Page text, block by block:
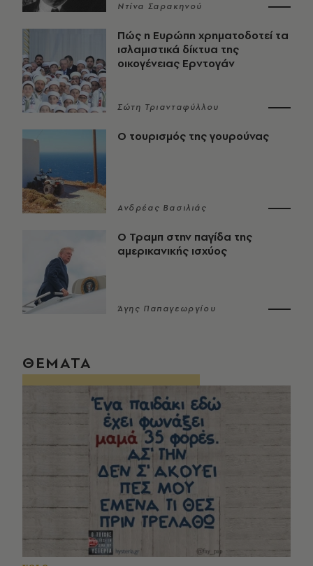
Ντίνα Σαρακηνού
Πώς η Ευρώπη χρηματοδοτεί τα
ισλαμιστικά δίκτυα της
οικογένειας Ερντογάν
Σώτη Τριανταφύλλου
Ο τουρισμός της γουρούνας
Ανδρέας Βασιλιάς
Ο Τραμπ στην παγίδα της
αμερικανικής ισχύος
Άγης Παπαγεωργίου
ΘΕΜΑΤΑ